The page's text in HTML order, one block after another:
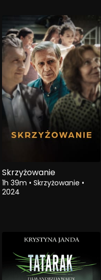
Skrzyżowanie
1h 39m • Skrzyżowanie •
2024